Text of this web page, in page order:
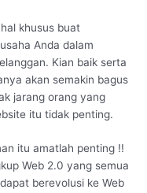
khusus buat
Anda dalam
Kian baik serta
akan semakin bagus
jarang orang yang
itu tidak penting.
itu amatlah penting !!
Web 2.0 yang semua
berevolusi ke Web